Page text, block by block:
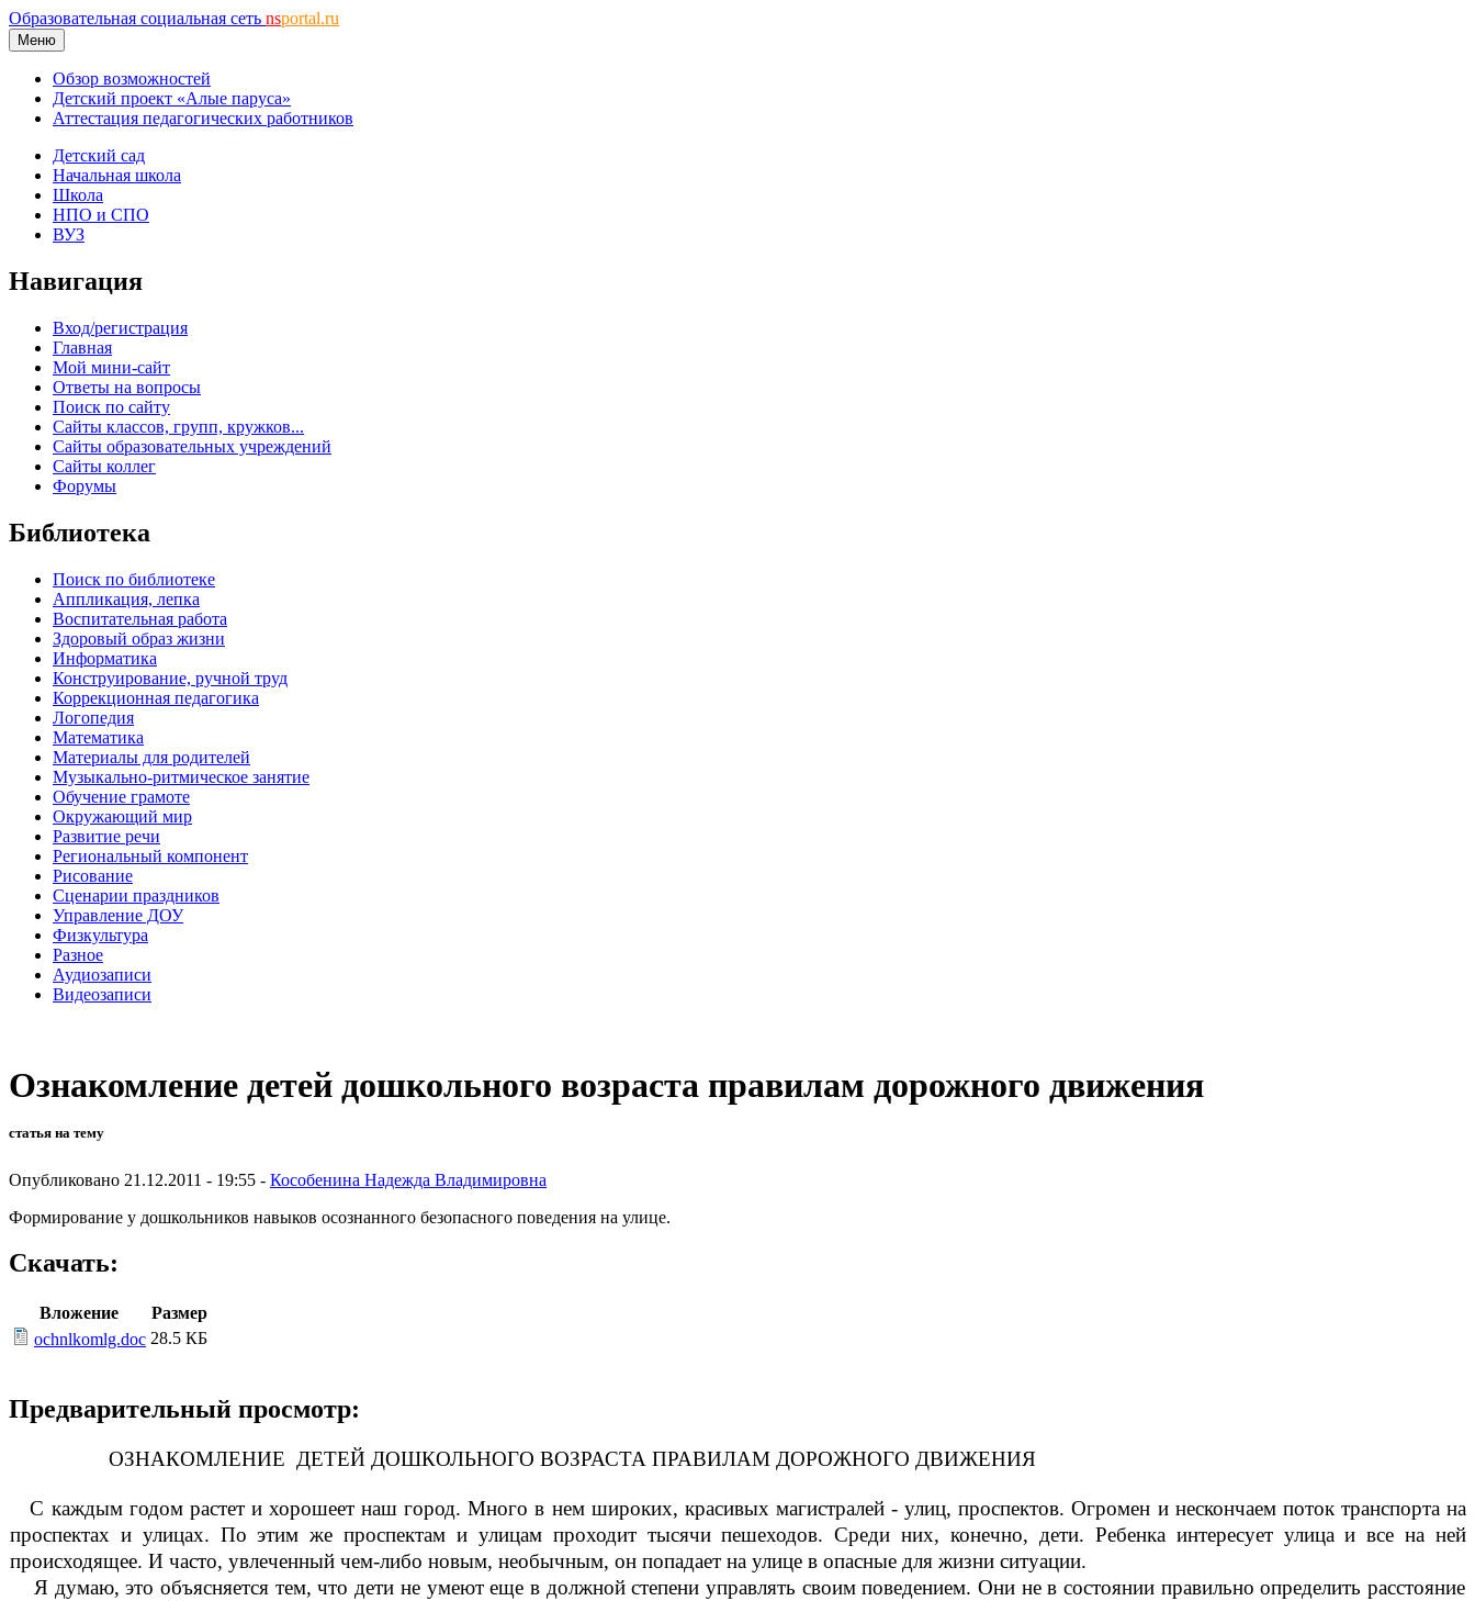
Образовательная социальная сеть nsportal.ru
Меню
Обзор возможностей
Детский проект «Алые паруса»
Аттестация педагогических работников
Детский сад
Начальная школа
Школа
НПО и СПО
ВУЗ
Навигация
Вход/регистрация
Главная
Мой мини-сайт
Ответы на вопросы
Поиск по сайту
Сайты классов, групп, кружков...
Сайты образовательных учреждений
Сайты коллег
Форумы
Библиотека
Поиск по библиотеке
Аппликация, лепка
Воспитательная работа
Здоровый образ жизни
Информатика
Конструирование, ручной труд
Коррекционная педагогика
Логопедия
Математика
Материалы для родителей
Музыкально-ритмическое занятие
Обучение грамоте
Окружающий мир
Развитие речи
Региональный компонент
Рисование
Сценарии праздников
Управление ДОУ
Физкультура
Разное
Аудиозаписи
Видеозаписи
Ознакомление детей дошкольного возраста правилам дорожного движения
статья на тему
Опубликовано 21.12.2011 - 19:55 - Кособенина Надежда Владимировна
Формирование у дошкольников навыков осознанного безопасного поведения на улице.
Скачать:
Вложение
Размер
ochnlkomlg.doc 28.5 КБ
Предварительный просмотр:
ОЗНАКОМЛЕНИЕ ДЕТЕЙ ДОШКОЛЬНОГО ВОЗРАСТА ПРАВИЛАМ ДОРОЖНОГО ДВИЖЕНИЯ
С каждым годом растет и хорошеет наш город. Много в нем широких, красивых магистралей - улиц, проспектов. Огромен и нескончаем поток транспорта на
проспектах и улицах. По этим же проспектам и улицам проходит тысячи пешеходов. Среди них, конечно, дети. Ребенка интересует улица и все на ней
происходящее. И часто, увлеченный чем-либо новым, необычным, он попадает на улице в опасные для жизни ситуации.
Я думаю, это объясняется тем, что дети не умеют еще в должной степени управлять своим поведением. Они не в состоянии правильно определить расстояние